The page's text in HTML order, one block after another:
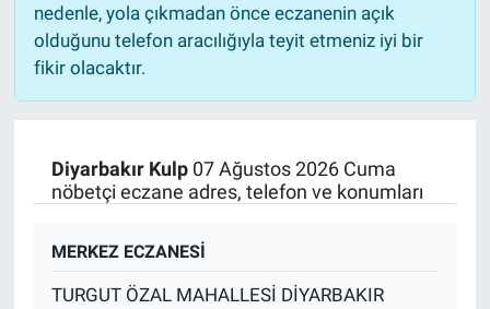
nedenle, yola çıkmadan önce eczanenin açık
olduğunu telefon aracılığıyla teyit etmeniz iyi bir
fikir olacaktır.
Diyarbakır Kulp07 Ağustos 2026 Cuma
nöbetçi eczane adres, telefon ve konumları
MERKEZ ECZANESİ
TURGUT ÖZAL MAHALLESİ DİYARBAKIR